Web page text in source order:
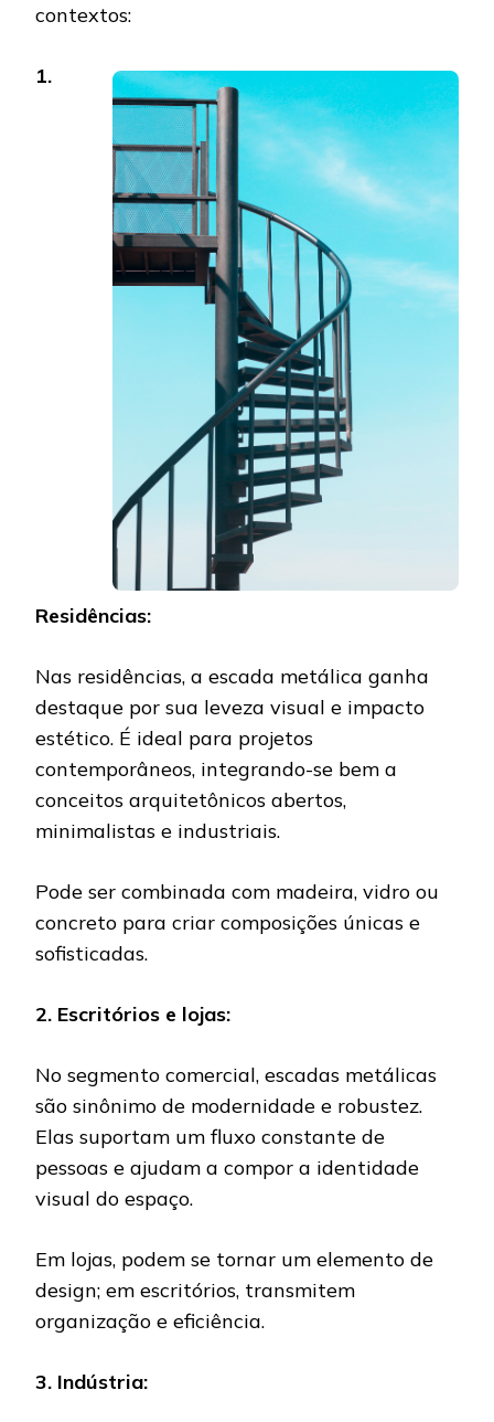
contextos:
1.
Residências:
Nas residências, a escada metálica ganha
destaque por sua leveza visual e impacto
estético. É ideal para projetos
contemporâneos, integrando-se bem a
conceitos arquitetônicos abertos,
minimalistas e industriais.
Pode ser combinada com madeira, vidro ou
concreto para criar composições únicas e
sofisticadas.
2. Escritórios e lojas:
No segmento comercial, escadas metálicas
são sinônimo de modernidade e robustez.
Elas suportam um fluxo constante de
pessoas e ajudam a compor a identidade
visual do espaço.
Em lojas, podem se tornar um elemento de
design; em escritórios, transmitem
organização e eficiência.
3. Indústria: